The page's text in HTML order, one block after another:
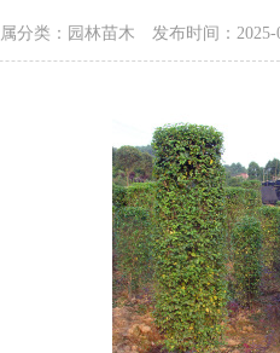
分类：园林苗木 发布时间：2025-